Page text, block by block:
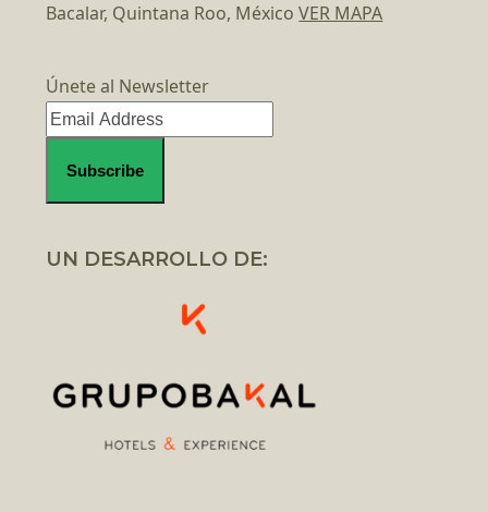
Bacalar, Quintana Roo, MéxicoVER MAPA
Únete al Newsletter
UN DESARROLLO DE: